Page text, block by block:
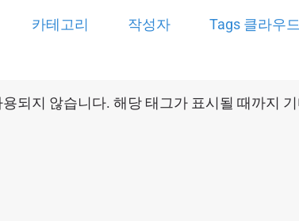
카테고리 작성자 Tags 클라우드